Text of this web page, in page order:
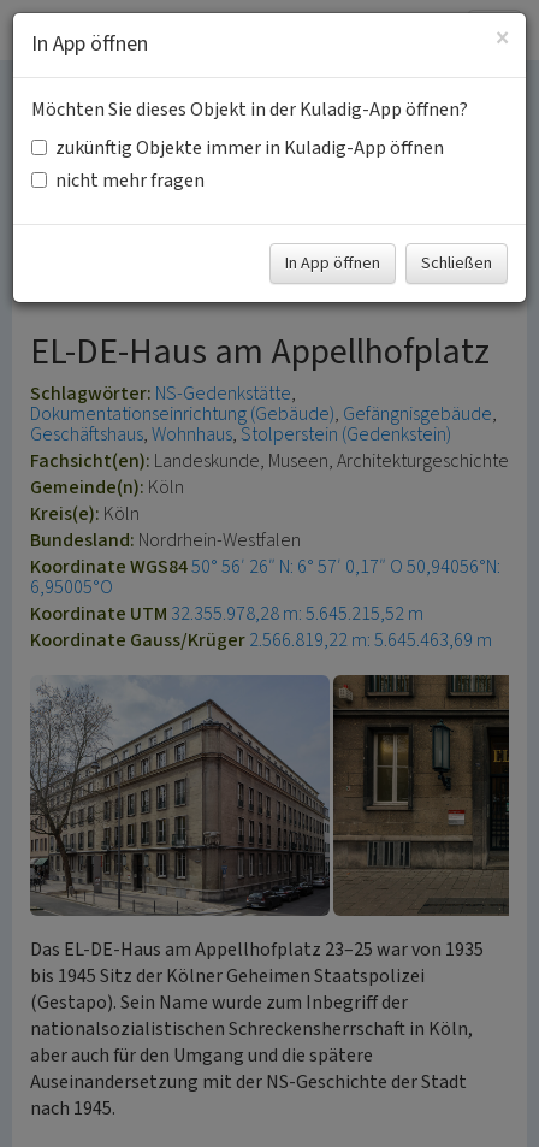
NS-
Dokumentationszentrum
der Stadt Köln in Altstadt-
EL-DE-Haus am Appellhofplatz
Schlagwörter: NS-Gedenkstätte
Dokumentationseinrichtung (Gebäude) Gefängnisgebäude
Geschäftshaus Wohnhaus Stolperstein (Gedenkstein)
Fachsicht(en): Landeskunde, Museen, Architekturgeschichte
Gemeinde(n): Köln
Kreis(e): Köln
Bundesland: Nordrhein-Westfalen
Koordinate WGS8450° 56′ 26″ N: 6° 57′ 0,17″ O50,94056°N:
6,95005°O
Koordinate UTM 32.355.978,28 m: 5.645.215,52 m
Koordinate Gauss/Krüger2.566.819,22 m: 5.645.463,69 m
Das EL-DE-Haus am Appellhofplatz 23–25 war von 1935
bis 1945 Sitz der Kölner Geheimen Staatspolizei
(Gestapo). Sein Name wurde zum Inbegriff der
nationalsozialistischen Schreckensherrschaft in Köln,
aber auch für den Umgang und die spätere
Auseinandersetzung mit der NS-Geschichte der Stadt
nach 1945.
×
In App öffnen
Möchten Sie dieses Objekt in der Kuladig-App öffnen?
zukünftig Objekte immer in Kuladig-App öffnen
nicht mehr fragen
In App öffnen Schließen